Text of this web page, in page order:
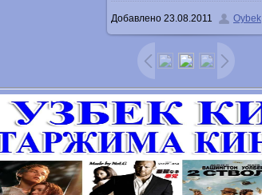
600x450/ 75.6Kb
Добавлено 23.08.2011 Oybek